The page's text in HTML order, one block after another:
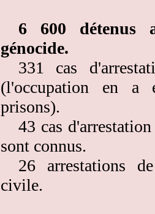
6 600 détenus
génocide.
331 cas
(l'occupation en a
prisons).
43 cas
sont connus.
26 arrestations
civile.